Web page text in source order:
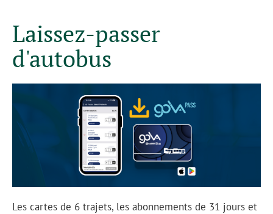
Laissez-passer
d'autobus
Les cartes de 6 trajets, les abonnements de 31 jours et